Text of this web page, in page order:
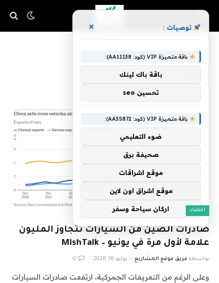
اقتصاد
صادرات الصين من السيارات تتجاوز المليون
علامة لأول مرة في يونيو – MishTalk
بواسطة فريق موقع المشاريع يوليو 16, 2026 0
وعلى الرغم من التعريفات الجمركية، ارتفعت صادرات السيارات
توصيات : ×
باقة متميزة VIP (كود: AA11138):
باقة باك لينك
تحسين seo
باقة متميزة VIP (كود: AA35872):
ضوء التعليمي
صحيفة برق
موقع اشراقات
موقع اشراق اون لاين
اركان سياحة وسفر